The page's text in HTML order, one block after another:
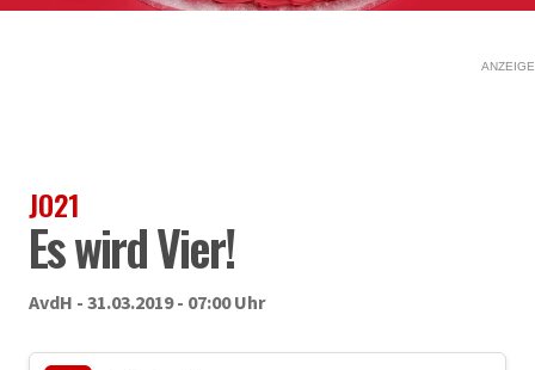
ANZEIGE
JO21
Es wird Vier!
AvdH - 31.03.2019 - 07:00 Uhr